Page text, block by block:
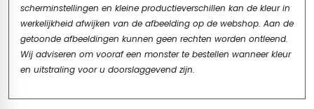
scherminstellingen en kleine productieverschillen kan de kleur in
werkelijkheid afwijken van de afbeelding op de webshop. Aan de
getoonde afbeeldingen kunnen geen rechten worden ontleend.
Wij adviseren om vooraf een monster te bestellen wanneer kleur
en uitstraling voor u doorslaggevend zijn.